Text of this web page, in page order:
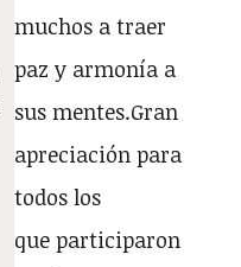
muchos a traer
paz y armonía a
sus mentes.Gran
apreciación para
todos los
que participaron